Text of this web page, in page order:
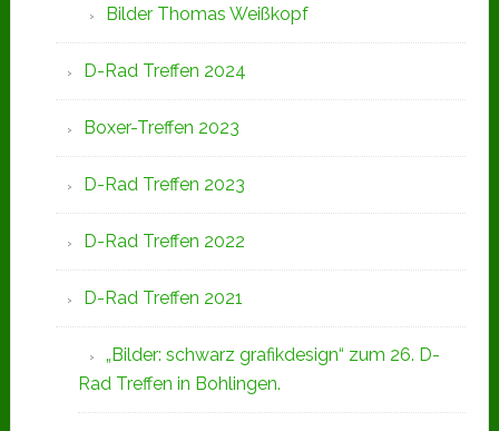
Bilder Thomas Weißkopf
D-Rad Treffen 2024
Boxer-Treffen 2023
D-Rad Treffen 2023
D-Rad Treffen 2022
D-Rad Treffen 2021
„Bilder: schwarz grafikdesign“ zum 26. D-
Rad Treffen in Bohlingen.